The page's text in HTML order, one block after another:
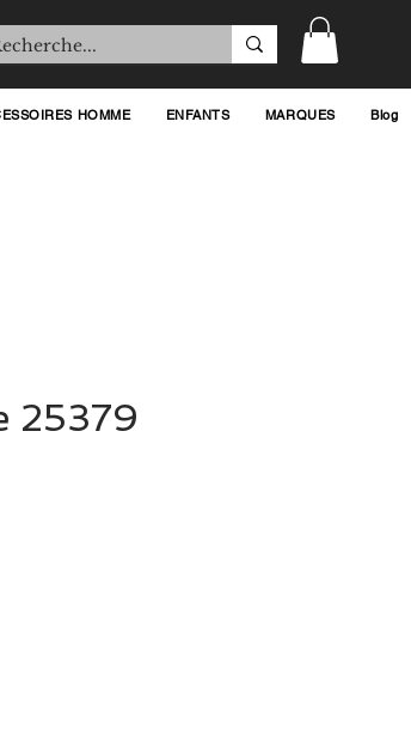
HOMME ENFANTS MARQUES Blog
25379